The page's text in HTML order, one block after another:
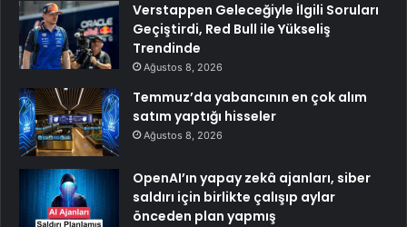
Verstappen Geleceğiyle İlgili Soruları
Geçiştirdi, Red Bull ile Yükseliş
Trendinde
Ağustos 8, 2026
Temmuz’da yabancının en çok alım
satım yaptığı hisseler
Ağustos 8, 2026
OpenAI’ın yapay zekâ ajanları, siber
saldırı için birlikte çalışıp aylar
önceden plan yapmış